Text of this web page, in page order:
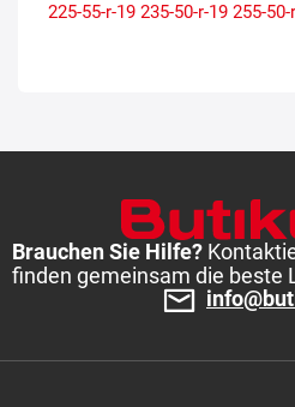
225-55-r-19 235-50-r-19 255-50-
Brauchen Sie Hilfe?
finden gemeinsam die beste